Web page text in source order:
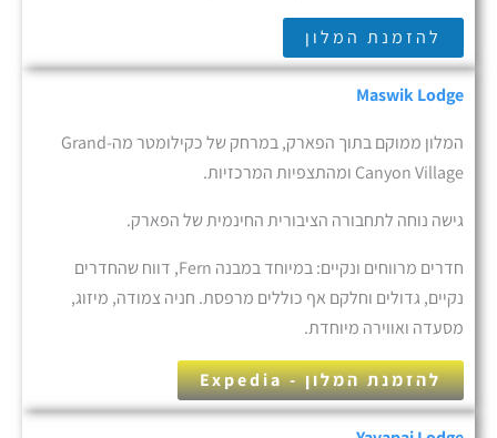
להזמנת המלון
Maswik Lodge
המלון ממוקם בתוך הפארק, במרחק של כקילומטר מה-Grand
Canyon Village ומהתצפיות המרכזיות.
גישה נוחה לתחבורה הציבורית החינמית של הפארק.
חדרים מרווחים ונקיים: במיוחד במבנה Fern, דווח שהחדרים
נקיים, גדולים וחלקם אף כוללים מרפסת. חניה צמודה, מיזוג,
מסעדה ואווירה מיוחדת.
להזמנת המלון - Expedia